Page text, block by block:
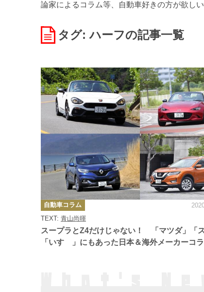
論家によるコラム等、自動車好きの方が欲しい
タグ: ハーフの記事一覧
スープラとZ4だけじゃない！ 「マツダ」「ス
「いすゞ」にもあった日本＆海外メーカーコ
TEXT: 青山尚暉
カ
テ
ゴ
リ
自動車コラム